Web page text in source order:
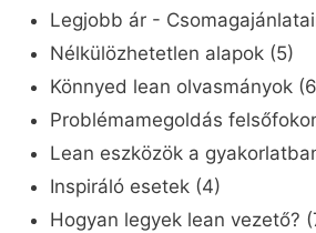
Legjobb ár -
Nélkülözhetetlen alapok (5)
Könnyed lean olvasmányok
Problémamegoldás
Lean eszközök a
Inspiráló esetek (4)
Hogyan legyek lean vezető?